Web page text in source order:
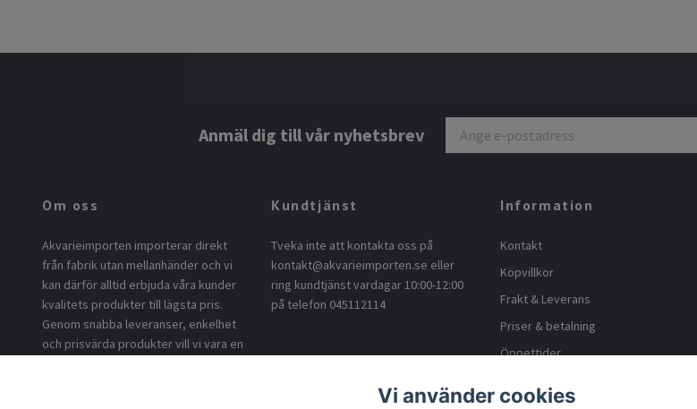
Anmäl dig till vår nyhetsbrev
Om oss
Akvarieimporten importerar direkt
från fabrik utan mellanhänder och vi
kan därför alltid erbjuda våra kunder
kvalitets produkter till lägsta pris.
Genom snabba leveranser, enkelhet
och prisvärda produkter vill vi vara en
Kundtjänst
Tveka inte att kontakta oss på
kontakt@akvarieimporten.se eller
ring kundtjänst vardagar 10:00-12:00
på telefon 045112114
Information
Kontakt
Köpvillkor
Frakt & Leverans
Priser & betalning
Öppettider
Vi använder cookies